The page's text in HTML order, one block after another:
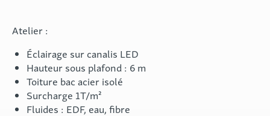
Atelier :
Éclairage sur canalis LED
Hauteur sous plafond : 6 m
Toiture bac acier isolé
Surcharge 1T/m²
Fluides : EDF, eau, fibre